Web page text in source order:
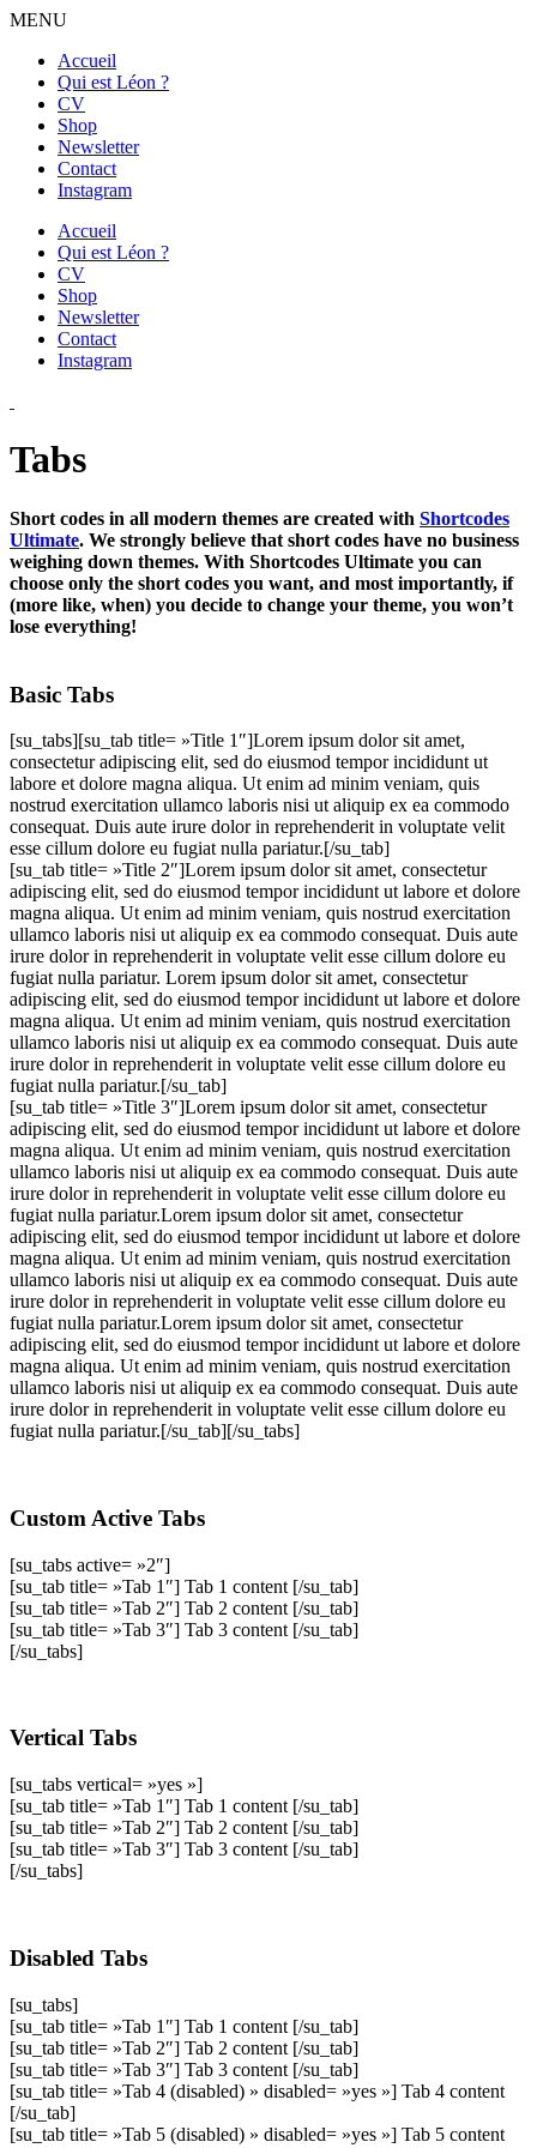
MENU
Accueil
Qui est Léon ?
CV
Shop
Newsletter
Contact
Instagram
Accueil
Qui est Léon ?
CV
Shop
Newsletter
Contact
Instagram
Tabs
Short codes in all modern themes are created with Shortcodes
Ultimate. We strongly believe that short codes have no business
weighing down themes. With Shortcodes Ultimate you can
choose only the short codes you want, and most importantly, if
(more like, when) you decide to change your theme, you won’t
lose everything!
Basic Tabs
[su_tabs][su_tab title= »Title 1″]Lorem ipsum dolor sit amet,
consectetur adipiscing elit, sed do eiusmod tempor incididunt ut
labore et dolore magna aliqua. Ut enim ad minim veniam, quis
nostrud exercitation ullamco laboris nisi ut aliquip ex ea commodo
consequat. Duis aute irure dolor in reprehenderit in voluptate velit
esse cillum dolore eu fugiat nulla pariatur.[/su_tab]
[su_tab title= »Title 2″]Lorem ipsum dolor sit amet, consectetur
adipiscing elit, sed do eiusmod tempor incididunt ut labore et dolore
magna aliqua. Ut enim ad minim veniam, quis nostrud exercitation
ullamco laboris nisi ut aliquip ex ea commodo consequat. Duis aute
irure dolor in reprehenderit in voluptate velit esse cillum dolore eu
fugiat nulla pariatur. Lorem ipsum dolor sit amet, consectetur
adipiscing elit, sed do eiusmod tempor incididunt ut labore et dolore
magna aliqua. Ut enim ad minim veniam, quis nostrud exercitation
ullamco laboris nisi ut aliquip ex ea commodo consequat. Duis aute
irure dolor in reprehenderit in voluptate velit esse cillum dolore eu
fugiat nulla pariatur.[/su_tab]
[su_tab title= »Title 3″]Lorem ipsum dolor sit amet, consectetur
adipiscing elit, sed do eiusmod tempor incididunt ut labore et dolore
magna aliqua. Ut enim ad minim veniam, quis nostrud exercitation
ullamco laboris nisi ut aliquip ex ea commodo consequat. Duis aute
irure dolor in reprehenderit in voluptate velit esse cillum dolore eu
fugiat nulla pariatur.Lorem ipsum dolor sit amet, consectetur
adipiscing elit, sed do eiusmod tempor incididunt ut labore et dolore
magna aliqua. Ut enim ad minim veniam, quis nostrud exercitation
ullamco laboris nisi ut aliquip ex ea commodo consequat. Duis aute
irure dolor in reprehenderit in voluptate velit esse cillum dolore eu
fugiat nulla pariatur.Lorem ipsum dolor sit amet, consectetur
adipiscing elit, sed do eiusmod tempor incididunt ut labore et dolore
magna aliqua. Ut enim ad minim veniam, quis nostrud exercitation
ullamco laboris nisi ut aliquip ex ea commodo consequat. Duis aute
irure dolor in reprehenderit in voluptate velit esse cillum dolore eu
fugiat nulla pariatur.[/su_tab][/su_tabs]
Custom Active Tabs
[su_tabs active= »2″]
[su_tab title= »Tab 1″] Tab 1 content [/su_tab]
[su_tab title= »Tab 2″] Tab 2 content [/su_tab]
[su_tab title= »Tab 3″] Tab 3 content [/su_tab]
[/su_tabs]
Vertical Tabs
[su_tabs vertical= »yes »]
[su_tab title= »Tab 1″] Tab 1 content [/su_tab]
[su_tab title= »Tab 2″] Tab 2 content [/su_tab]
[su_tab title= »Tab 3″] Tab 3 content [/su_tab]
[/su_tabs]
Disabled Tabs
[su_tabs]
[su_tab title= »Tab 1″] Tab 1 content [/su_tab]
[su_tab title= »Tab 2″] Tab 2 content [/su_tab]
[su_tab title= »Tab 3″] Tab 3 content [/su_tab]
[su_tab title= »Tab 4 (disabled) » disabled= »yes »] Tab 4 content
[/su_tab]
[su_tab title= »Tab 5 (disabled) » disabled= »yes »] Tab 5 content